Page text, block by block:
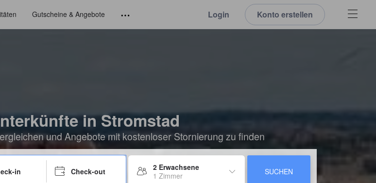
Gutscheine & Angebote Login Konto erstellen
in Stromstad
und Angebote mit kostenloser Stornierung zu finden
in Check-out
2 Erwachsene
1 Zimmer
SUCHEN